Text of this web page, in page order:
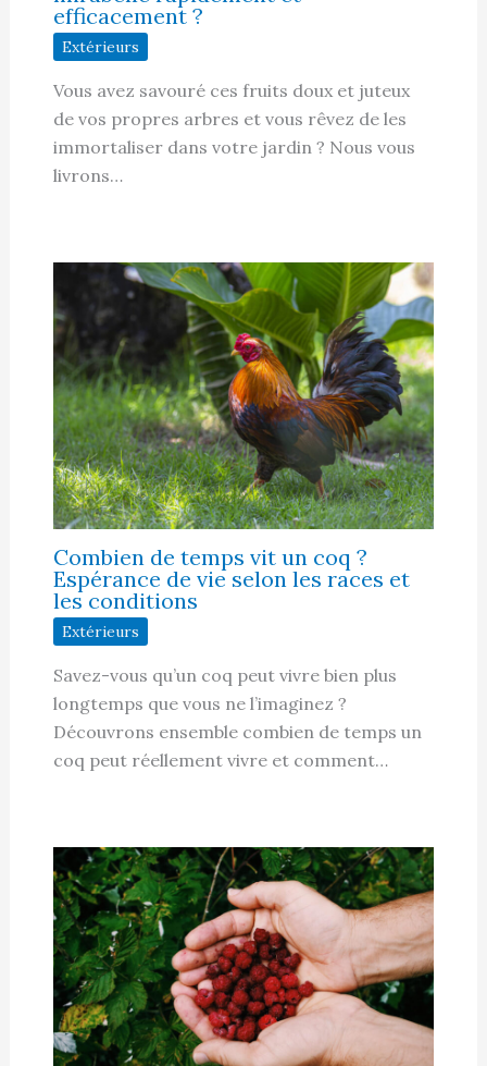
efficacement ?
Extérieurs
Vous avez savouré ces fruits doux et juteux
de vos propres arbres et vous rêvez de les
immortaliser dans votre jardin ? Nous vous
livrons…
Combien de temps vit un coq ?
Espérance de vie selon les races et
les conditions
Extérieurs
Savez-vous qu’un coq peut vivre bien plus
longtemps que vous ne l’imaginez ?
Découvrons ensemble combien de temps un
coq peut réellement vivre et comment…